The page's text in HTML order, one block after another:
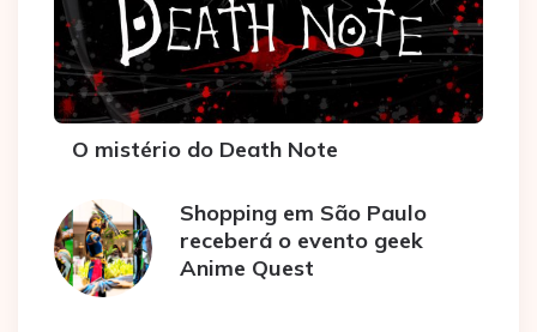
O mistério do Death Note
Shopping em São Paulo
receberá o evento geek
Anime Quest